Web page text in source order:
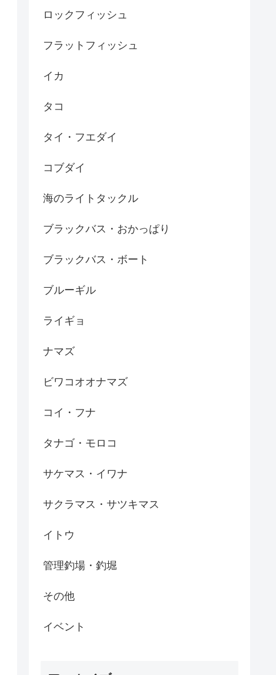
ロックフィッシュ
フラットフィッシュ
イカ
タコ
タイ・フエダイ
コブダイ
海のライトタックル
ブラックバス・おかっぱり
ブラックバス・ボート
ブルーギル
ライギョ
ナマズ
ビワコオオナマズ
コイ・フナ
タナゴ・モロコ
サケマス・イワナ
サクラマス・サツキマス
イトウ
管理釣場・釣堀
その他
イベント